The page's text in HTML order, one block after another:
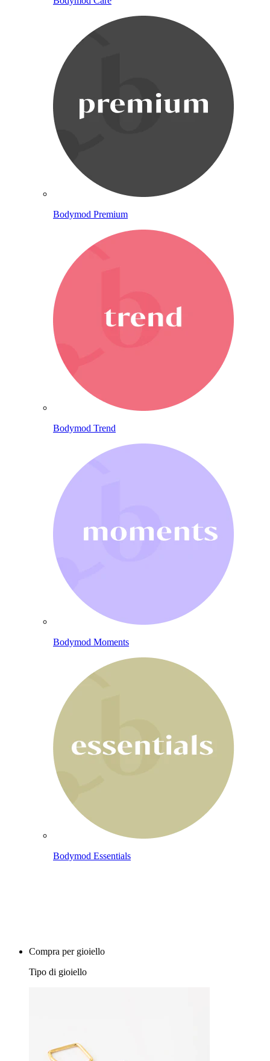
Bodymod Premium
Bodymod Trend
Bodymod Moments
Bodymod Essentials
Compra per gioiello
Tipo di gioiello